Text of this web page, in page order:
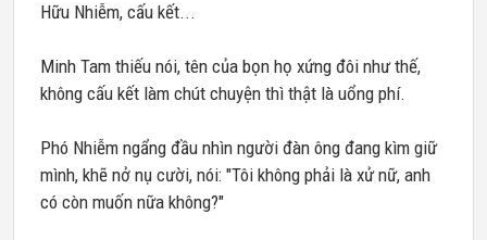
Hữu Nhiễm, cấu kết...
Minh Tam thiếu nói, tên của bọn họ xứng đôi như thế,
không cấu kết làm chút chuyện thì thật là uổng phí.
Phó Nhiễm ngẩng đầu nhìn người đàn ông đang kìm giữ
mình, khẽ nở nụ cười, nói: "Tôi không phải là xử nữ, anh
có còn muốn nữa không?"